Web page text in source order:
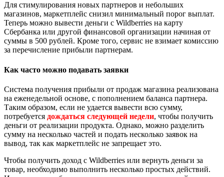
Для стимулирования новых партнеров и небольших
магазинов, маркетплейс снизил минимальный порог выплат.
Теперь можно вывести деньги с Wildberries на карту
Сбербанка или другой финансовой организации начиная от
суммы в 500 рублей. Кроме того, сервис не взимает комиссию
за перечисление прибыли партнерам.
Как часто можно подавать заявки
Система получения прибыли от продаж магазина реализована
на еженедельной основе, с пополнением баланса партнера.
Таким образом, если не удается вывести всю сумму,
потребуется дождаться следующей недели, чтобы получить
деньги от реализации продукта. Однако, можно разделить
сумму на несколько частей и подать несколько заявок на
вывод, так как маркетплейс не запрещает это.
Чтобы получить доход с Wildberries или вернуть деньги за
товар, необходимо выполнить несколько простых действий.